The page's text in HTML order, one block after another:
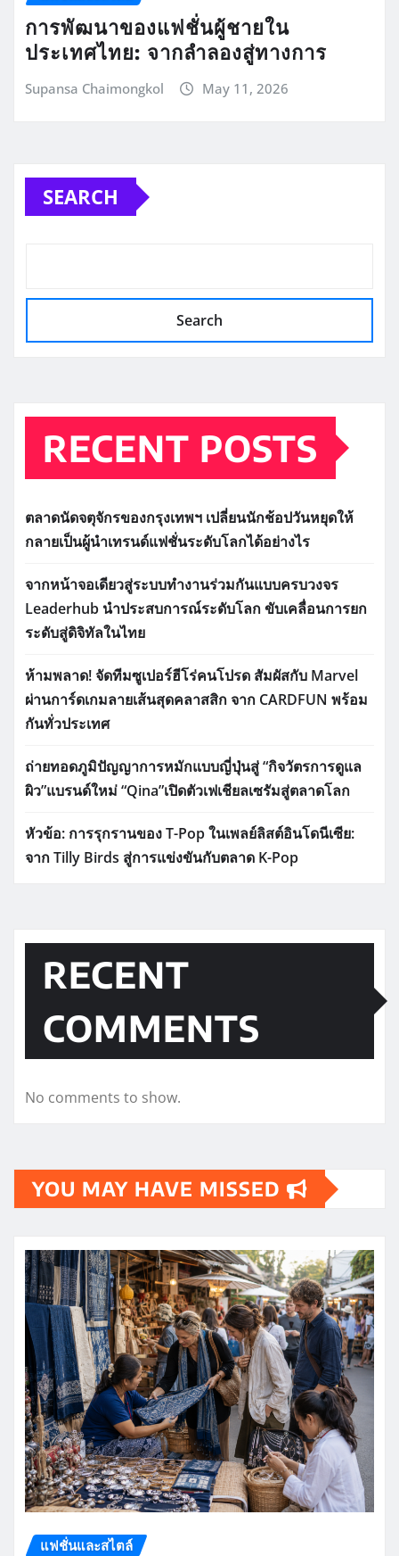
การพัฒนาของแฟชั่นผู้ชายใน
ประเทศไทย: จากลำลองสู่ทางการ
Supansa Chaimongkol May 11, 2026
SEARCH
Search
RECENT POSTS
ตลาดนัดจตุจักรของกรุงเทพฯ เปลี่ยนนักช้อปวันหยุดให้
กลายเป็นผู้นำเทรนด์แฟชั่นระดับโลกได้อย่างไร
จากหน้าจอเดียวสู่ระบบทำงานร่วมกันแบบครบวงจร
Leaderhub นำประสบการณ์ระดับโลก ขับเคลื่อนการยก
ระดับสู่ดิจิทัลในไทย
ห้ามพลาด! จัดทีมซูเปอร์ฮีโร่คนโปรด สัมผัสกับ Marvel
ผ่านการ์ดเกมลายเส้นสุดคลาสสิก จาก CARDFUN พร้อม
กันทั่วประเทศ
ถ่ายทอดภูมิปัญญาการหมักแบบญี่ปุ่นสู่ “กิจวัตรการดูแล
ผิว”แบรนด์ใหม่ “Qina”เปิดตัวเฟเชียลเซรัมสู่ตลาดโลก
หัวข้อ: การรุกรานของ T-Pop ในเพลย์ลิสต์อินโดนีเซีย:
จาก Tilly Birds สู่การแข่งขันกับตลาด K-Pop
RECENT
COMMENTS
No comments to show.
YOU MAY HAVE MISSED
แฟชั่นและสไตล์